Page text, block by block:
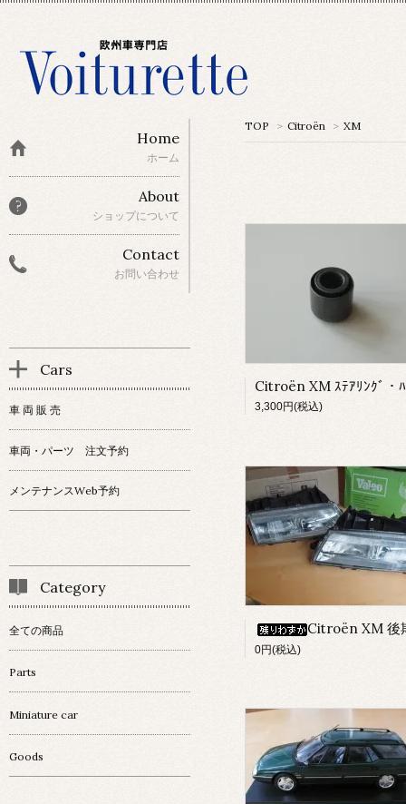
TOP > Citroën > XM
3,300円(税込)
Citroën XM 後期 ﾍｯﾄﾞﾗｲ
0円(税込)
Home
ホーム
About
ショップについて
Contact
お問い合わせ
Cars
車 両 販 売
車両・パーツ 注文予約
メンテナンスWeb予約
Category
全ての商品
Parts
Miniature car
Goods